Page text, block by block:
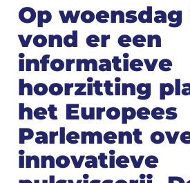
Op woensdag
vond er een
informatieve
hoorzitting
het Europees
Parlement
innovatieve